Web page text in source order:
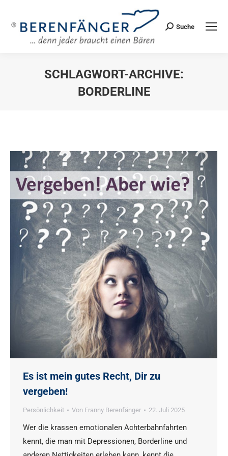
Search:
Suche
SCHLAGWORT-ARCHIVE:
BORDERLINE
Es ist mein gutes Recht, Dir zu
vergeben!
Persönlichkeit Von Franny Berenfänger 22. Juli 2025
Wer die krassen emotionalen Achterbahnfahrten
kennt, die man mit Depressionen, Borderline und